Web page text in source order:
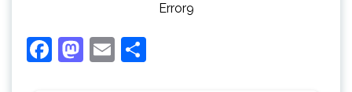
Error9
Facebook
Mastodon
Email